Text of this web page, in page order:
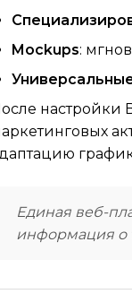
Mockups:
настройки
Единая веб-
информация о